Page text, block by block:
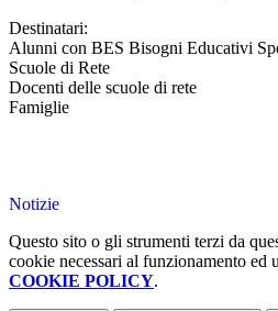
Destinatari:
Alunni con BES Bisogni Educativi
Scuole di Rete
Docenti delle scuole di rete
Famiglie
Notizie
Questo sito o gli strumenti terzi da
cookie necessari al funzionamento
COOKIE POLICY.